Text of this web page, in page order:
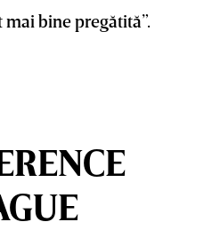
bine pregătită”.